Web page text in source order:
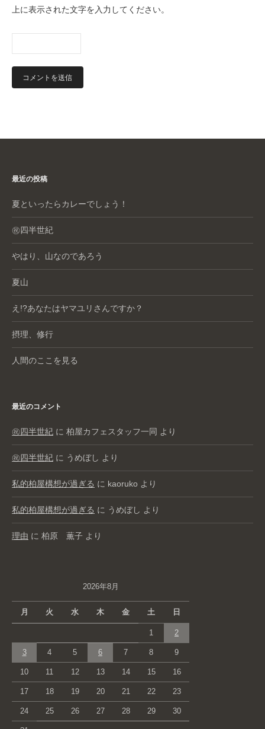
上に表示された文字を入力してください。
最近の投稿
夏といったらカレーでしょう！
㊗️四半世紀
やはり、山なのであろう
夏山
え!?あなたはヤマユリさんですか？
摂理、修行
人間のここを見る
最近のコメント
㊗️四半世紀 に 柏屋カフェスタッフ一同 より
㊗️四半世紀 に うめぼし より
私的柏屋構想が過ぎる に kaoruko より
私的柏屋構想が過ぎる に うめぼし より
理由 に 柏原 薫子 より
2026年8月
月 火 水 木 金 土 日
1 2
3 4 5 6 7 8 9
10 11 12 13 14 15 16
17 18 19 20 21 22 23
24 25 26 27 28 29 30